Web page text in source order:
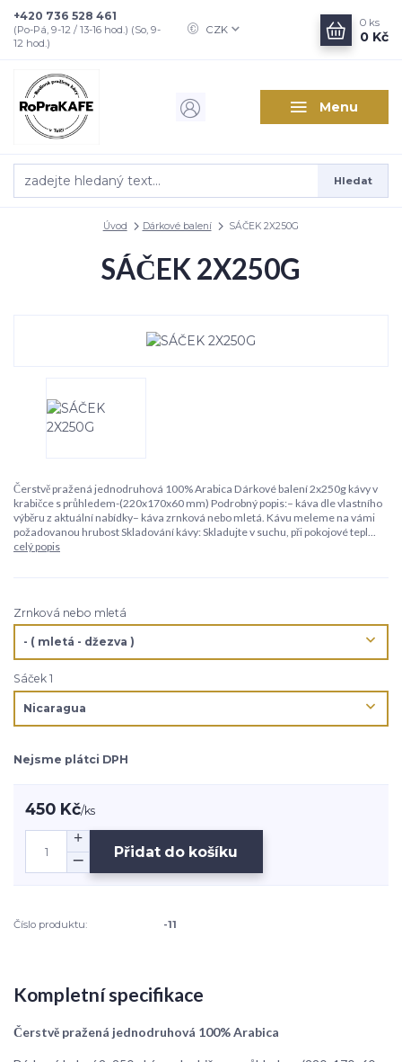
Menu
CZK
Hledat
+420 736 528 461
(Po-Pá, 9-12 / 13-16 hod.) (So, 9-
12 hod.)
0 ks
0 Kč
Úvod Dárkové balení SÁČEK 2X250G
SÁČEK 2X250G
Čerstvě pražená jednodruhová 100% Arabica Dárkové balení 2x250g kávy v
krabičce s průhledem-(220x170x60 mm) Podrobný popis:– káva dle vlastního
výběru z aktuální nabídky– káva zrnková nebo mletá. Kávu meleme na vámi
požadovanou hrubost Skladování kávy: Skladujte v suchu, při pokojové tepl...
celý popis
Zrnková nebo mletá
Sáček 1
Nejsme plátci DPH
450 Kč/ks
Přidat do košíku
Číslo produktu: -11
Kompletní specifikace
Čerstvě pražená jednodruhová 100% Arabica